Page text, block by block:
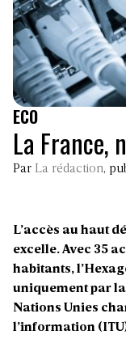
ECO
La France,
Par La rédaction,
L’accès au haut
excelle. Avec 35
habitants,
uniquement par la
Nations Unies
l’information